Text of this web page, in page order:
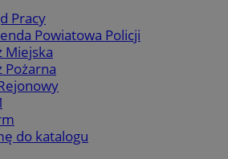
Pracy
Powiatowa Policji
Miejska
Pożarna
do katalogu